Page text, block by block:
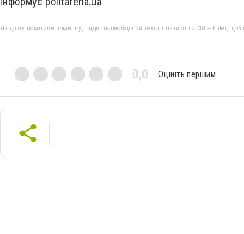
Якщо ви помітили помилку, виділіть необхідний текст і натисніть Ctrl + Enter,
0,0 Оцініть першим